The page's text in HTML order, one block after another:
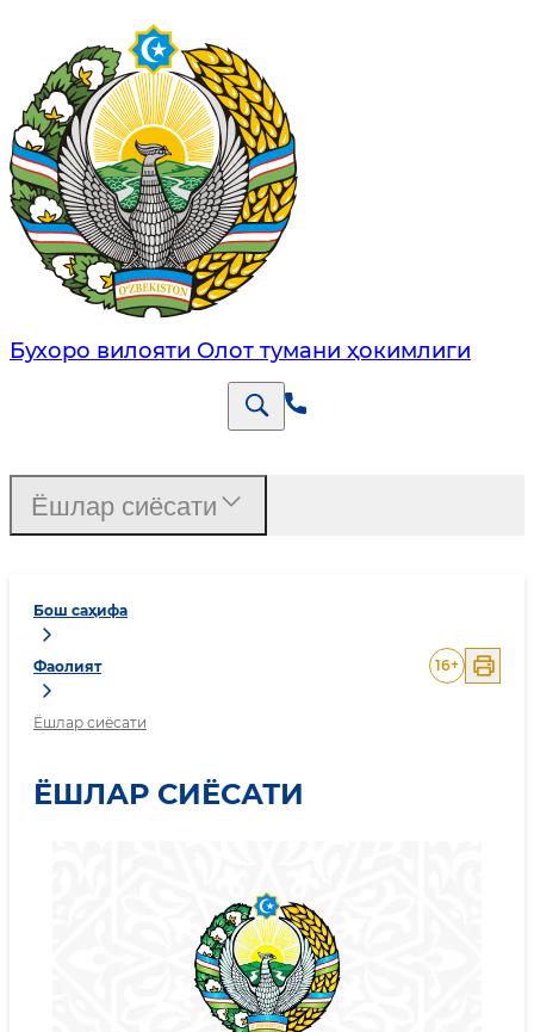
Бухоро вилояти Олот тумани ҳокимлиги
Бош саҳифа
Фаолият
Ёшлар сиёсати
16+
ЁШЛАР СИЁСАТИ
Ёшлар сиёсати